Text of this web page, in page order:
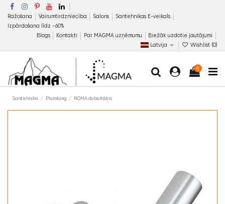
Ražošana Vairumtirdzniecība Salons
Santehnikas E-veikals
Izpārdošana līdz −60%
Blogs
Kontakti Par MAGMA uzņēmumu
Biežāk uzdotie jautājumi
Latvija
Wishlist (0)
0
Santehnika Plumbing ROMA dubultāķis